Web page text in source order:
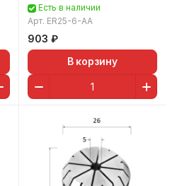
Есть в наличии
Арт. ER25-6-AA
903 ₽
В корзину